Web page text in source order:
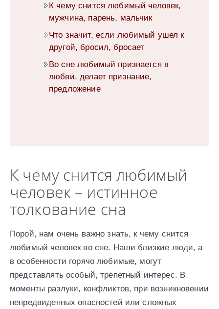
К чему снится любимый человек,
мужчина, парень, мальчик
Что значит, если любимый ушел к
другой, бросил, бросает
Во сне любимый признается в
любви, делает признание,
предложение
К чему снится любимый
человек – истинное
толкование сна
Порой, нам очень важно знать, к чему снится
любимый человек во сне. Наши близкие люди, а
в особенности горячо любимые, могут
представлять особый, трепетный интерес. В
моменты разлуки, конфликтов, при возникновении
непредвиденных опасностей или сложных